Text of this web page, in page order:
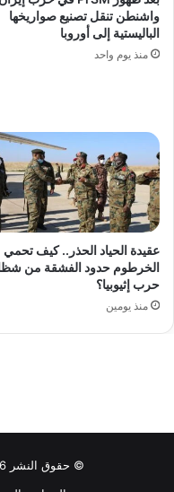
© حقوق النشر 2026، جميع الحقوق محفوظة